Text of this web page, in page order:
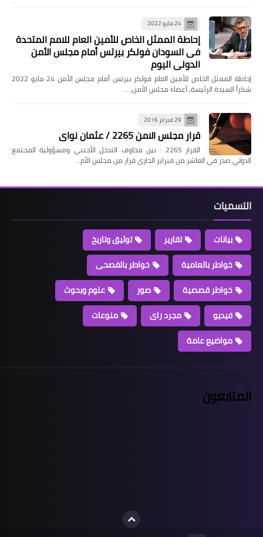
24 مايو 2022
إحاطة الممثل الخاص للأمين العام للامم المتحدة
فى السودان فولكر بيرتس أمام مجلس الأمن
الدولي اليوم
إحاطة الممثل الخاص للأمين العام فولكر بيرتس أمام مجلس الأمن 24 مايو 2022
شكراً السيدة الرئيسة، أعضاء مجلس الأمن، …
29 فبراير 2016
قرار مجلس الامن 2265 / عثمان نواى
القرار 2265 : بين مخاوف التدخل الأجنبي ومسؤولية المجتمع
الدولي صدر في العاشر من فبراير الجارى قرار من مجلس الأم…
التسميات
بيانات تقارير
توثيق وتاريخ
خواطر بالعامية
خواطر بالفصحى
خواطر قصصية
صور
علوم وبحوث
فيديو
مجرد راى
منوعات
مواضيع عامة
المتابعون